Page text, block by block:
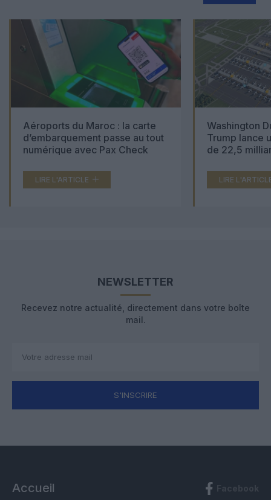
Aéroports du Maroc : la carte
d’embarquement passe au tout
numérique avec Pax Check
LIRE L'ARTICLE
Washington
Trump lance
de 22,5
LIRE
NEWSLETTER
Recevez notre actualité, directement dans votre boîte
mail.
S'INSCRIRE
Accueil